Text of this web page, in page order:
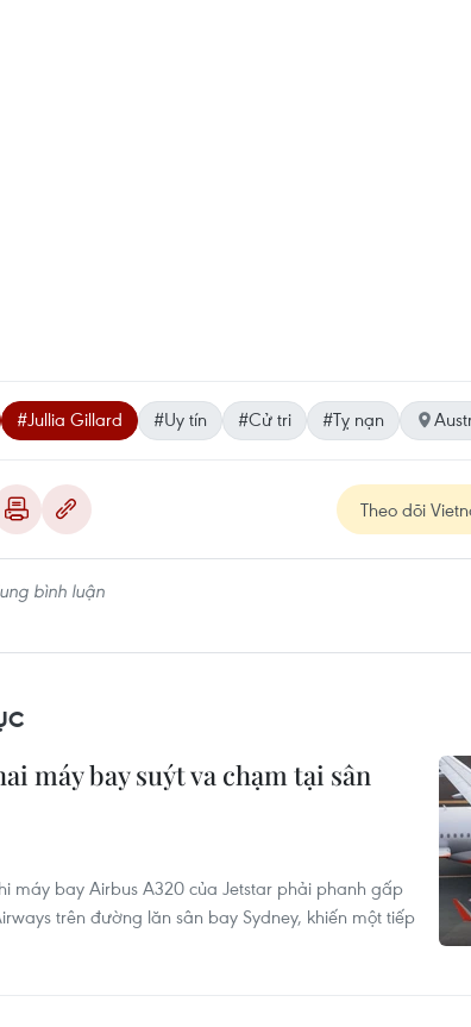
#Jullia Gillard #Uy tín #Cử tri #Tỵ nạn
Theo dõi
máy bay suýt va chạm tại sân
máy bay Airbus A320 của Jetstar phải phanh gấp
trên đường lăn sân bay Sydney, khiến một tiếp